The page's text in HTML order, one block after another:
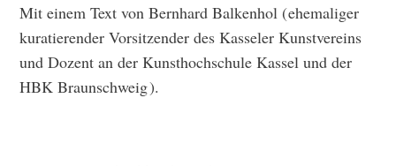
Mit einem Text von Bernhard Balkenhol ( ehemaliger
kuratierender Vorsitzender des Kasseler Kunstvereins
und Dozent an der Kunsthochschule Kassel und der
HBK Braunschweig ).